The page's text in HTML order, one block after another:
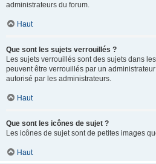
administrateurs du forum.
Haut
Que sont les sujets verrouillés ?
Les sujets verrouillés sont des sujets dans
peuvent être verrouillés par un
autorisé par les administrateurs.
Haut
Que sont les icônes de sujet ?
Les icônes de sujet sont de petites images
Haut